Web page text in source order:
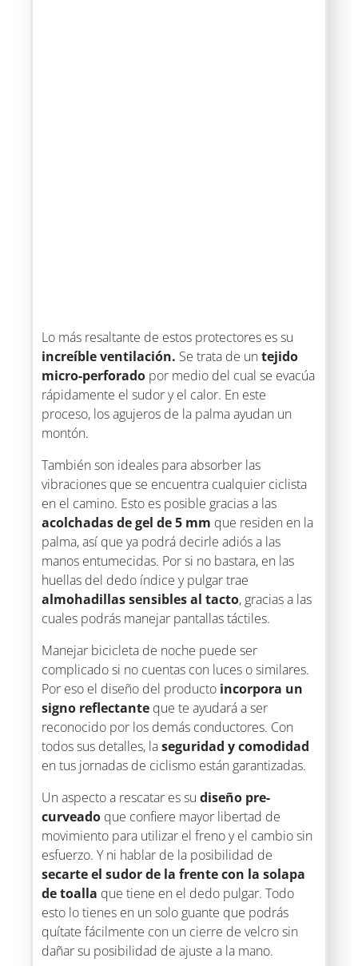
Lo más resaltante de estos protectores es su
increíble ventilación. Se trata de untejido
micro-perforado por medio del cual se evacúa
rápidamente el sudor y el calor. En este
proceso, los agujeros de la palma ayudan un
montón.
También son ideales para absorber las
vibraciones que se encuentra cualquier ciclista
en el camino. Esto es posible gracias a las
acolchadas de gel de 5 mm que residen en la
palma, así que ya podrá decirle adiós a las
manos entumecidas. Por si no bastara, en las
huellas del dedo índice y pulgar trae
almohadillas sensibles al tacto, gracias a las
cuales podrás manejar pantallas táctiles.
Manejar bicicleta de noche puede ser
complicado si no cuentas con luces o similares.
Por eso el diseño del producto incorpora un
signo reflectante que te ayudará a ser
reconocido por los demás conductores. Con
todos sus detalles, laseguridad y comodidad
en tus jornadas de ciclismo están garantizadas.
Un aspecto a rescatar es sudiseño pre-
curveado que confiere mayor libertad de
movimiento para utilizar el freno y el cambio sin
esfuerzo. Y ni hablar de la posibilidad de
secarte el sudor de la frente con la solapa
de toalla que tiene en el dedo pulgar. Todo
esto lo tienes en un solo guante que podrás
quítate fácilmente con un cierre de velcro sin
dañar su posibilidad de ajuste a la mano.